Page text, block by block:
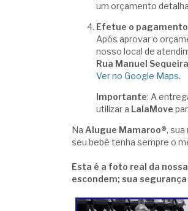
um orçamento
Efetue o
Após aprovar o
nosso local de
Rua Manuel
Ver no Google Maps.
Importante: A
utilizar a LalaMove
Na Alugue Mamaroo®, sua
seu bebê tenha sempre o
Esta é a foto real da
escondem; sua